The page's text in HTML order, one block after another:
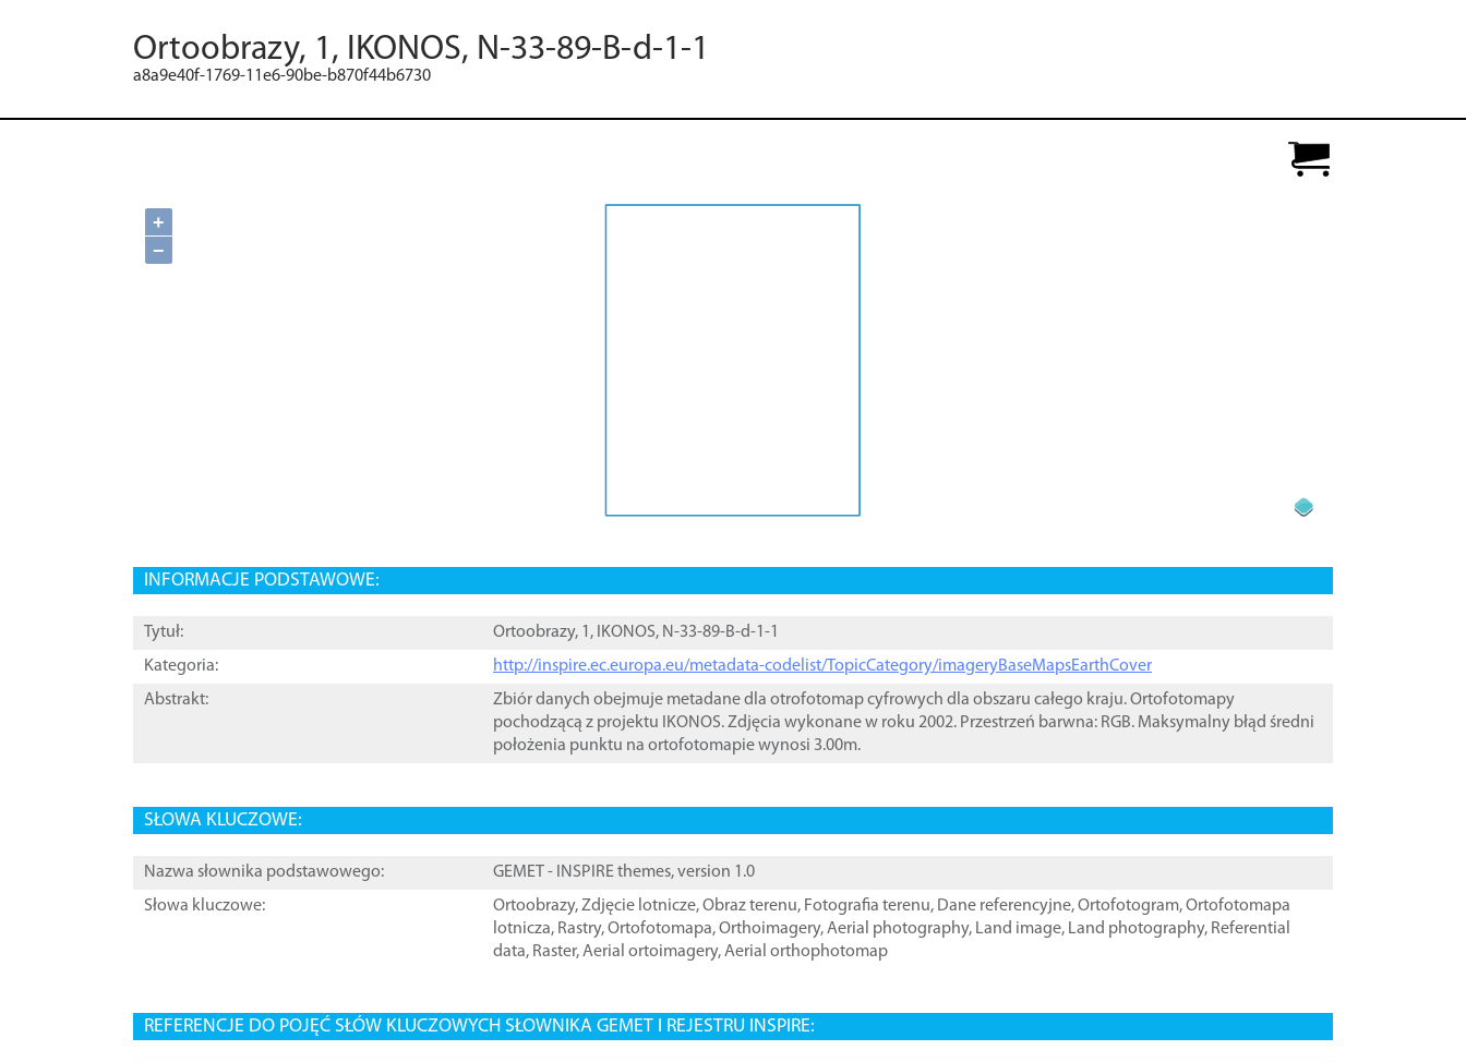
Ortoobrazy, 1, IKONOS, N-33-89-B-d-1-1
a8a9e40f-1769-11e6-90be-b870f44b6730
+
−
INFORMACJE PODSTAWOWE:
Tytuł:
Ortoobrazy, 1, IKONOS, N-33-89-B-d-1-1
Kategoria:
http://inspire.ec.europa.eu/metadata-codelist/TopicCategory/imageryBaseMapsEarthCover
Abstrakt:
Zbiór danych obejmuje metadane dla otrofotomap cyfrowych dla obszaru całego kraju. Ortofotomapy
pochodzącą z projektu IKONOS. Zdjęcia wykonane w roku 2002. Przestrzeń barwna: RGB. Maksymalny błąd średni
położenia punktu na ortofotomapie wynosi 3.00m.
SŁOWA KLUCZOWE:
Nazwa słownika podstawowego:
GEMET - INSPIRE themes, version 1.0
Słowa kluczowe:
Ortoobrazy,Zdjęcie lotnicze,Obraz terenu, Fotografia terenu, Dane referencyjne,Ortofotogram,Ortofotomapa
lotnicza, Rastry,Ortofotomapa,Orthoimagery,Aerial photography, Land image, Land photography, Referential
data, Raster,Aerial ortoimagery,Aerial orthophotomap
REFERENCJE DO POJĘĆ SŁÓW KLUCZOWYCH SŁOWNIKA GEMET I REJESTRU INSPIRE: